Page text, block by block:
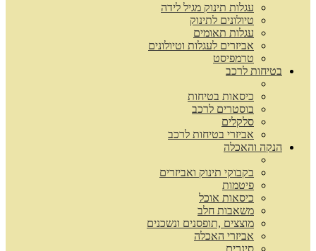
עגלות תינוק מגיל לידה
טיולונים לתינוק
עגלות תאומים
אביזרים לעגלות וטיולונים
טרמפיסט
בטיחות לרכב
כיסאות בטיחות
בוסטרים לרכב
סלקלים
אביזרי בטיחות לרכב
הנקה והאכלה
בקבוקי תינוק ואביזרים
פיטמות
כיסאות אוכל
משאבות חלב
מוצצים ,תופסנים ונשכנים
אביזרי האכלה
סינרים